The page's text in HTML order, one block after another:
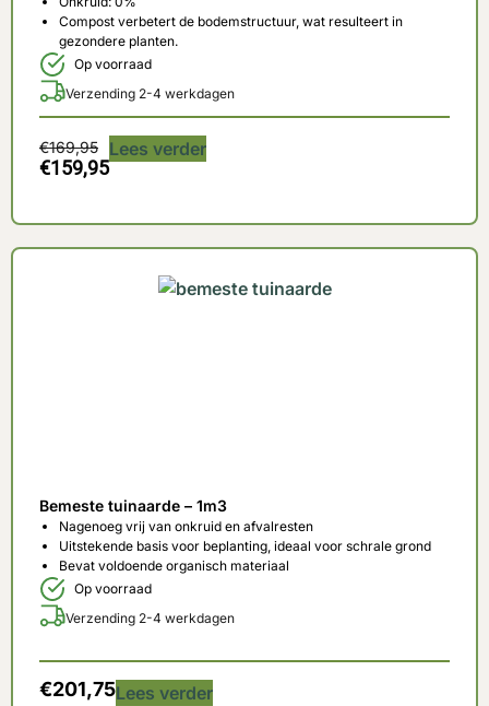
Compost verbetert de bodemstructuur, wat resulteert in
gezondere planten.
Op voorraad
Verzending 2-4 werkdagen
€169,95
€159,95
Lees verder
Bemeste tuinaarde – 1m3
Nagenoeg vrij van onkruid en afvalresten
Uitstekende basis voor beplanting, ideaal voor schrale grond
Bevat voldoende organisch materiaal
Op voorraad
Verzending 2-4 werkdagen
€201,75Lees verder